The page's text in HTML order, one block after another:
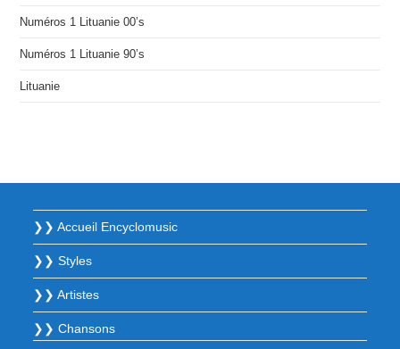
Numéros 1 Lituanie 00’s
Numéros 1 Lituanie 90’s
Lituanie
❯❯ Accueil Encyclomusic
❯❯ Styles
❯❯ Artistes
❯❯ Chansons